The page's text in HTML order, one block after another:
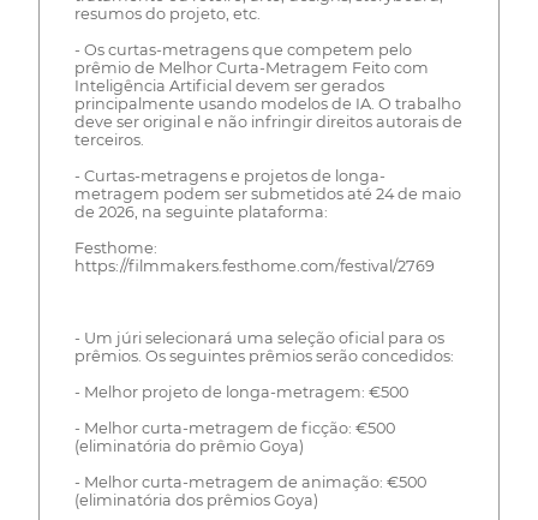
resumos do projeto, etc.
- Os curtas-metragens que competem pelo
prêmio de Melhor Curta-Metragem Feito com
Inteligência Artificial devem ser gerados
principalmente usando modelos de IA. O trabalho
deve ser original e não infringir direitos autorais de
terceiros.
- Curtas-metragens e projetos de longa-
metragem podem ser submetidos até 24 de maio
de 2026, na seguinte plataforma:
Festhome:
https://filmmakers.festhome.com/festival/2769
- Um júri selecionará uma seleção oficial para os
prêmios. Os seguintes prêmios serão concedidos:
- Melhor projeto de longa-metragem: €500
- Melhor curta-metragem de ficção: €500
(eliminatória do prêmio Goya)
- Melhor curta-metragem de animação: €500
(eliminatória dos prêmios Goya)